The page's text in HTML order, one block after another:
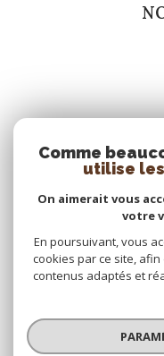
©
Nos
Comme
utilise
On aimerait vous
votre
En poursuivant, vous
cookies par ce site,
contenus adaptés et